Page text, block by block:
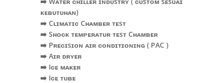
ᴋᴇʙᴜᴛᴜʜᴀɴ)
➡️ Cʟɪᴍᴀᴛɪᴄ Cʜᴀᴍʙᴇʀ ᴛᴇsᴛ
➡️ Sʜᴏᴄᴋ ᴛᴇᴍᴘᴇʀᴀᴛᴜʀ ᴛᴇsᴛ Cʜᴀᴍʙᴇʀ
➡️ Pʀᴇᴄɪsɪᴏɴ ᴀɪʀ ᴄᴏɴᴅɪᴛɪᴏɴɪɴɢ ( PAC )
➡️ Aɪʀ ᴅʀʏᴇʀ
➡️ Iᴄᴇ ᴍᴀᴋᴇʀ
➡️ Iᴄᴇ ᴛᴜʙᴇ